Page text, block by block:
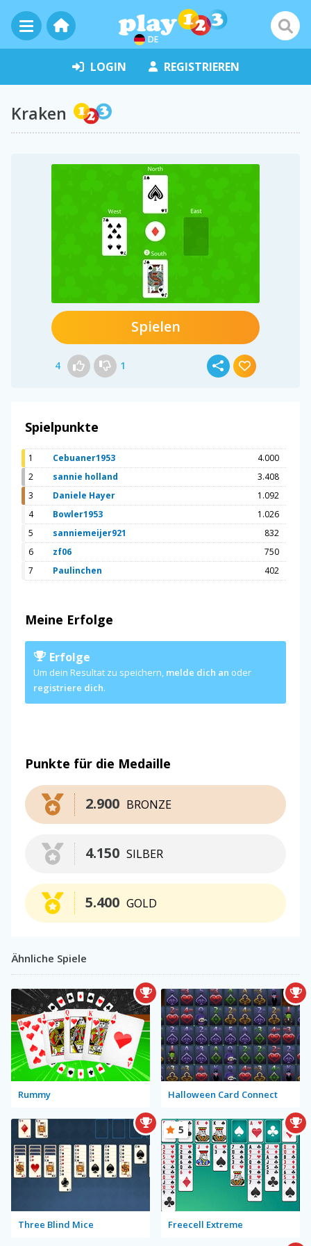
DE
LOGIN REGISTRIEREN
Kraken
Spielen
4 1
Spielpunkte
1 Cebuaner1953
4.000
2
sannie holland
3.408
3
Daniele Hayer
1.092
4
Bowler1953
1.026
5
sanniemeijer921
832
6
zf06
750
7
Paulinchen 402
Meine Erfolge
Erfolge
Um dein Resultat zu speichern, melde dich an oder
registriere dich.
Punkte für die Medaille
BRONZE
2.900
SILBER
4.150
GOLD
5.400
Ähnliche Spiele
Rummy Halloween Card Connect
Three Blind Mice Freecell Extreme
5